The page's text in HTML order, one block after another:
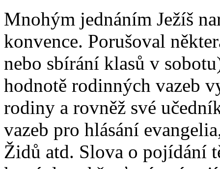
Mnohým jednáním Ježíš
konvence. Porušoval
nebo sbírání klasů v
hodnotě rodinných vazeb
rodiny a rovněž své
vazeb pro hlásání
Židů atd. Slova o pojídání